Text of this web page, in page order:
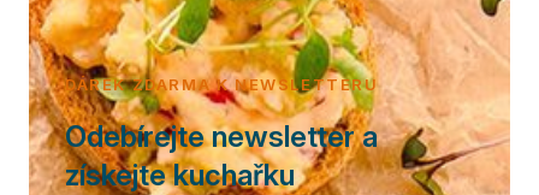
DÁREK ZDARMA K NEWSLETTERU
Odebírejte newsletter a
získejte kuchařku